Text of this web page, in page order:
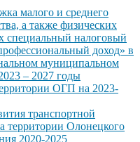
малого и среднего
а также физических
налоговый
доход» в
муниципальном
– 2027 годы
ОГП на 2023-
транспортной
территории Олонецкого
2020-2025